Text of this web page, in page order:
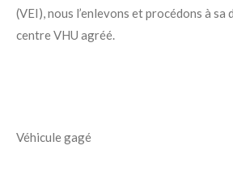
(VEI), nous l’enlevons et procédons à sa
centre VHU agréé.
Véhicule gagé